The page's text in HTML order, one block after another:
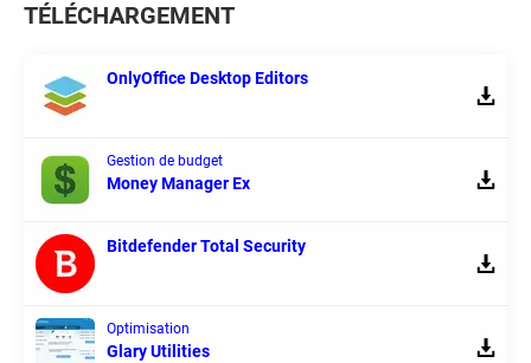
TÉLÉCHARGEMENT
OnlyOffice Desktop Editors
Gestion de budget
Money Manager Ex
Bitdefender Total Security
Optimisation
Glary Utilities